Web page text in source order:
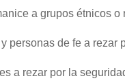
a grupos étnicos
personas de fe a rezar
a rezar por la